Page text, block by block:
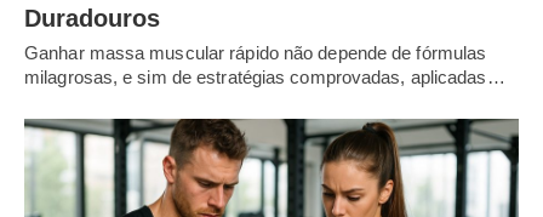
Duradouros
Ganhar massa muscular rápido não depende de fórmulas
milagrosas, e sim de estratégias comprovadas, aplicadas…